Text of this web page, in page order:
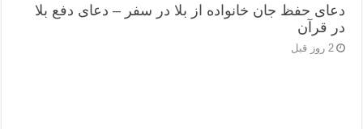
دعای حفظ جان خانواده از بلا در سفر – دعای دفع بلا
در قرآن
2 روز قبل